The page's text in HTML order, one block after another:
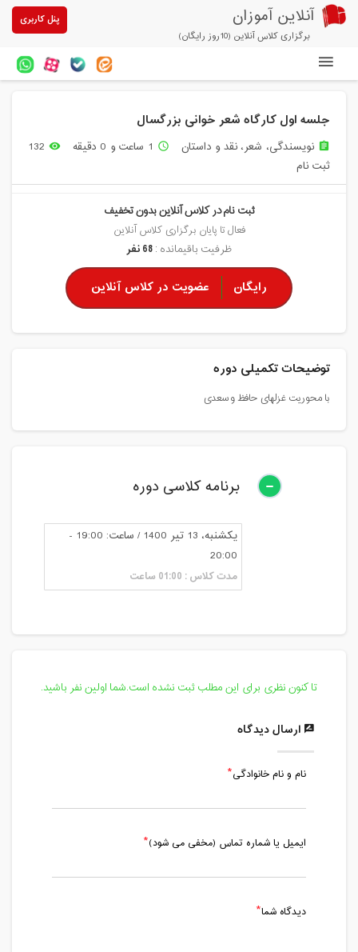
آنلاین آموزان
برگزاری کلاس آنلاین (10روز رایگان)
پنل کاربری
آزمون های آنلاین
پیشنهادهای ویژه
تخفیفهای مشارکتی
درباره ما
جلسه اول کارگاه شعر خوانی بزرگسال
assignment نویسندگی، شعر، نقد و داستان access_time 1 ساعت و 0 دقیقه remove_red_eye
132
ثبت نام
ثبت نام در کلاس آنلاین بدون تخفیف
فعال تا پایان برگزاری کلاس آنلاین
ظرفیت باقیمانده :68 نفر
رایگان عضویت در کلاس آنلاین
توضیحات تکمیلی دوره
با محوریت غزلهای حافظ و سعدی
برنامه کلاسی دوره
یکشنبه، 13 تیر 1400 / ساعت: 19:00 -
20:00
مدت کلاس : 01:00 ساعت
تا کنون نظری برای این مطلب ثبت نشده است.شما اولین نفر باشید.
ارسال دیدگاه
نام و نام خانوادگی
ایمیل یا شماره تماس (مخفی می شود)
دیدگاه شما